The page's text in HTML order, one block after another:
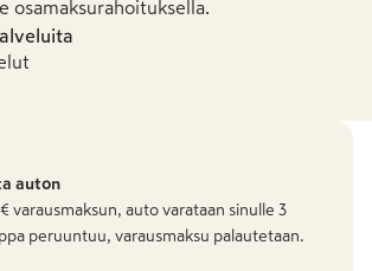
osamaksurahoituksella.
auton
€ varausmaksun, auto varataan sinulle 3
peruuntuu, varausmaksu palautetaan.